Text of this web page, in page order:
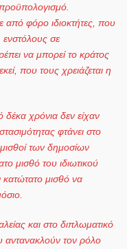
προϋπολογισμό.
φόρο ιδιοκτήτες, που
ενστόλους σε
να μπορεί το κράτος
που τους χρειάζεται η
χρόνια δεν είχαν
φτάνει στο
των δημοσίων
μισθό του ιδιωτικού
μισθό να
και στο διπλωματικό
αντανακλούν τον ρόλο